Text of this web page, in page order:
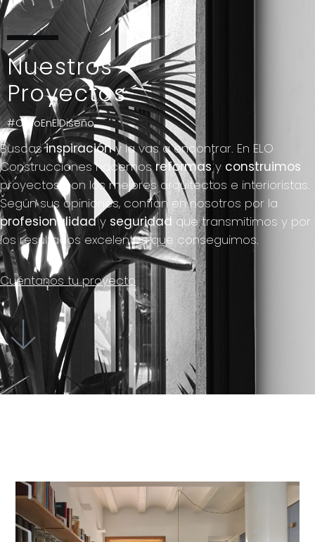
Nuestros
Proyectos
#CreoEnElDiseño
Buscasinspiracióny la vas a encontrar. En ELO
Construcciones hacemosreformasy construimos
proyectos con los mejores arquitectos e interioristas.
Según sus opiniones, confían en nosotros por la
profesionalidady seguridadque transmitimos y por
los resultados excelentes que conseguimos.
Cuéntanos tu proyecto